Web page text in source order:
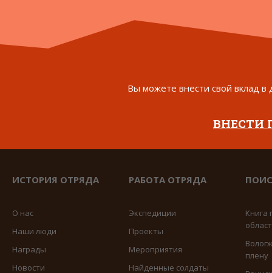
Вы можете внести свой вклад в
ВНЕСТИ
ИСТОРИЯ ОТРЯДА
О нас
Наши люди
Награды
Новости
РАБОТА ОТРЯДА
Экспедиции
Проекты
Мероприятия
Найденные солдаты
Книга
плену